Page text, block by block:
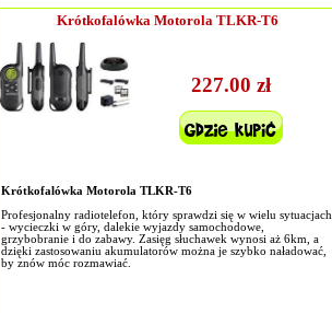
Krótkofalówka Motorola TLKR-T6
227.00 zł
Krótkofalówka Motorola TLKR-T6
Profesjonalny radiotelefon, który sprawdzi się w wielu sytuacjach
- wycieczki w góry, dalekie wyjazdy samochodowe,
grzybobranie i do zabawy. Zasięg słuchawek wynosi aż 6km, a
dzięki zastosowaniu akumulatorów można je szybko naładować,
by znów móc rozmawiać.